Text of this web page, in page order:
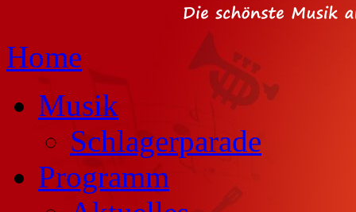
Home
Musik
Schlagerparade
Programm